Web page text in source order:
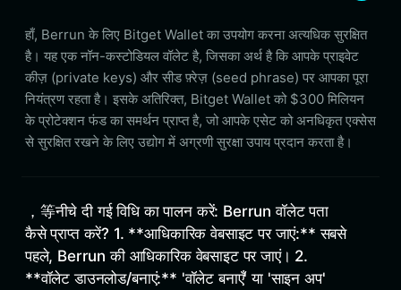
हाँ, Berrun के लिए Bitget Wallet का उपयोग करना अत्यधिक सुरक्षित
है। यह एक नॉन-कस्टोडियल वॉलेट है, जिसका अर्थ है कि आपके प्राइवेट
कीज़ (private keys) और सीड फ़्रेज़ (seed phrase) पर आपका पूरा
नियंत्रण रहता है। इसके अतिरिक्त, Bitget Wallet को $300 मिलियन
के प्रोटेक्शन फंड का समर्थन प्राप्त है, जो आपके एसेट को अनधिकृत एक्सेस
से सुरक्षित रखने के लिए उद्योग में अग्रणी सुरक्षा उपाय प्रदान करता है।
，等नीचे दी गई विधि का पालन करें: Berrun वॉलेट पता
कैसे प्राप्त करें? 1. **आधिकारिक वेबसाइट पर जाएं:** सबसे
पहले, Berrun की आधिकारिक वेबसाइट पर जाएं। 2.
**वॉलेट डाउनलोड/बनाएं:** 'वॉलेट बनाएँ' या 'साइन अप'